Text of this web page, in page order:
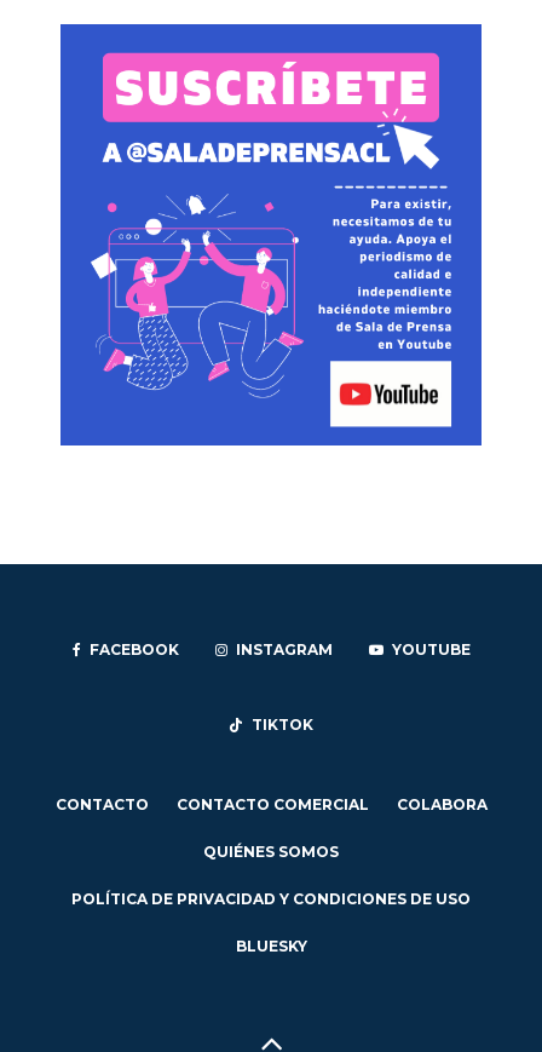
FACEBOOK INSTAGRAM YOUTUBE
TIKTOK
CONTACTO CONTACTO COMERCIAL COLABORA
QUIÉNES SOMOS
POLÍTICA DE PRIVACIDAD Y CONDICIONES DE USO
BLUESKY